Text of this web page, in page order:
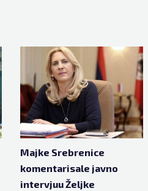
Majke Srebrenice
komentarisale javno
intervjuu Željke